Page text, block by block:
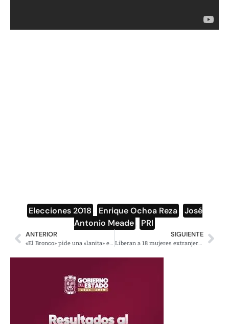
Elecciones 2018 Enrique Ochoa Reza
José
Antonio Meade
PRI
ANTERIOR
«El Bronco» pide una «lanita» e «ideas» para armar su campaña
SIGUIENTE
Liberan a 18 mujeres extranjeras que anunciaban en la web como ‘escorts’